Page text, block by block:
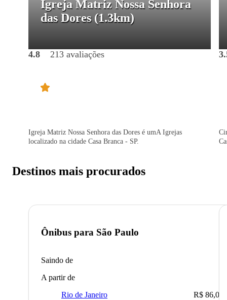
Igreja Matriz Nossa Senhora
das Dores (1.3km)
4.8 213 avaliações
Igreja Matriz Nossa Senhora das Dores é umA Igrejas
localizado na cidade Casa Branca - SP.
Destinos mais procurados
Ônibus para São Paulo
Saindo de
A partir de
Rio de Janeiro
R$ 86,00